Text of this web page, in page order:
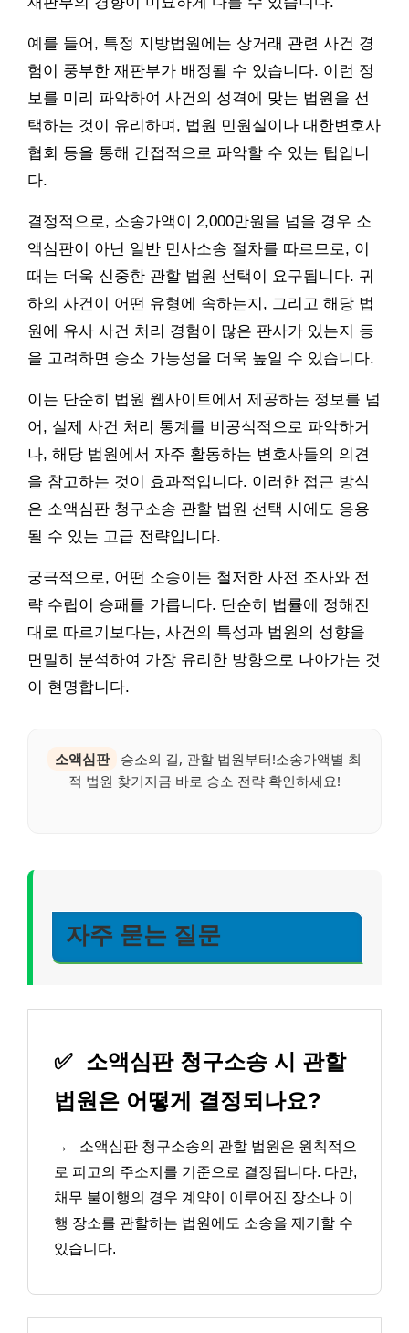
예를 들어, 특정 지방법원에는 상거래 관련 사건 경
험이 풍부한 재판부가 배정될 수 있습니다. 이런 정
보를 미리 파악하여 사건의 성격에 맞는 법원을 선
택하는 것이 유리하며, 법원 민원실이나 대한변호사
협회 등을 통해 간접적으로 파악할 수 있는 팁입니
다.
결정적으로, 소송가액이 2,000만원을 넘을 경우 소
액심판이 아닌 일반 민사소송 절차를 따르므로, 이
때는 더욱 신중한 관할 법원 선택이 요구됩니다. 귀
하의 사건이 어떤 유형에 속하는지, 그리고 해당 법
원에 유사 사건 처리 경험이 많은 판사가 있는지 등
을 고려하면 승소 가능성을 더욱 높일 수 있습니다.
이는 단순히 법원 웹사이트에서 제공하는 정보를 넘
어, 실제 사건 처리 통계를 비공식적으로 파악하거
나, 해당 법원에서 자주 활동하는 변호사들의 의견
을 참고하는 것이 효과적입니다. 이러한 접근 방식
은 소액심판 청구소송 관할 법원 선택 시에도 응용
될 수 있는 고급 전략입니다.
궁극적으로, 어떤 소송이든 철저한 사전 조사와 전
략 수립이 승패를 가릅니다. 단순히 법률에 정해진
대로 따르기보다는, 사건의 특성과 법원의 성향을
면밀히 분석하여 가장 유리한 방향으로 나아가는 것
이 현명합니다.
소액심판
승소의 길, 관할 법원부터!소송가액별 최
적 법원 찾기지금 바로 승소 전략 확인하세요!
자주 묻는 질문
✅ 소액심판 청구소송 시 관할
법원은 어떻게 결정되나요?
→
소액심판 청구소송의 관할 법원은 원칙적으
로 피고의 주소지를 기준으로 결정됩니다. 다만,
채무 불이행의 경우 계약이 이루어진 장소나 이
행 장소를 관할하는 법원에도 소송을 제기할 수
있습니다.